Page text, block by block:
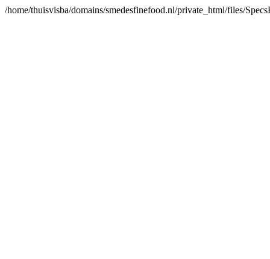
/home/thuisvisba/domains/smedesfinefood.nl/private_html/files/